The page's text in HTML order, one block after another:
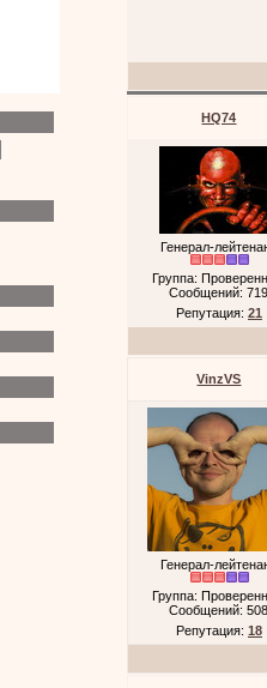
HQ74
Генерал-
Группа:
Сообщений:
Репутация: 21
VinzVS
Генерал-
Группа:
Сообщений:
Репутация: 18